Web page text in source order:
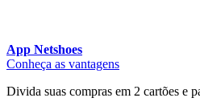
App Netshoes
Conheça as vantagens
Divida suas compras em 2 cartões e